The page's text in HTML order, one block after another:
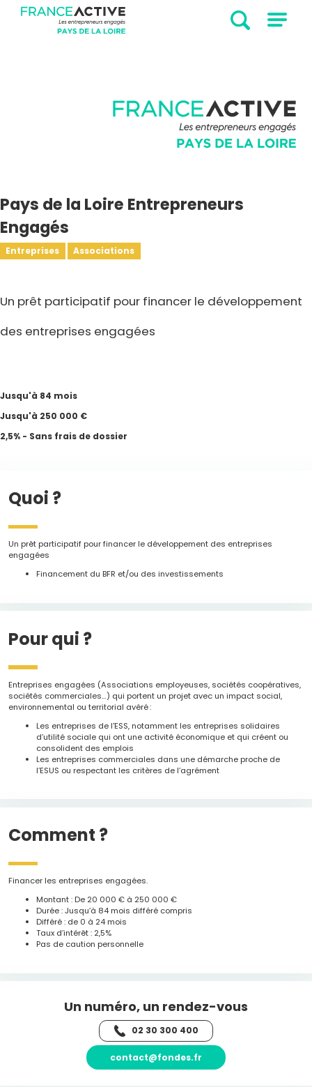
Pays de la Loire Entrepreneurs
Engagés
Entreprises Associations
Un prêt participatif pour financer le développement
des entreprises engagées
Jusqu'à 84 mois
Jusqu'à 250 000 €
2,5% - Sans frais de dossier
Quoi ?
Un prêt participatif pour financer le développement des entreprises
engagées
Financement du BFR et/ou des investissements
Pour qui ?
Entreprises engagées (Associations employeuses, sociétés coopératives,
sociétés commerciales…) qui portent un projet avec un impact social,
environnemental ou territorial avéré :
Les entreprises de l'ESS, notamment les entreprises solidaires
d’utilité sociale qui ont une activité économique et qui créent ou
consolident des emplois
Les entreprises commerciales dans une démarche proche de
l’ESUS ou respectant les critères de l’agrément
Comment ?
Financer les entreprises engagées.
Montant : De 20 000 € à 250 000 €
Durée : Jusqu’à 84 mois différé compris
Différé : de 0 à 24 mois
Taux d’intérêt : 2,5%
Pas de caution personnelle
Un numéro, un rendez-vous
02 30 300 400
contact@fondes.fr